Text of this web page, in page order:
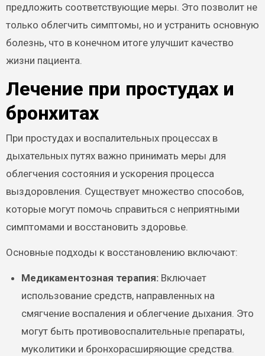
предложить соответствующие меры. Это позволит не
только облегчить симптомы, но и устранить основную
болезнь, что в конечном итоге улучшит качество
жизни пациента.
Лечение при простудах и
бронхитах
При простудах и воспалительных процессах в
дыхательных путях важно принимать меры для
облегчения состояния и ускорения процесса
выздоровления. Существует множество способов,
которые могут помочь справиться с неприятными
симптомами и восстановить здоровье.
Основные подходы к восстановлению включают:
Медикаментозная терапия:Включает
использование средств, направленных на
смягчение воспаления и облегчение дыхания. Это
могут быть противовоспалительные препараты,
муколитики и бронхорасширяющие средства.